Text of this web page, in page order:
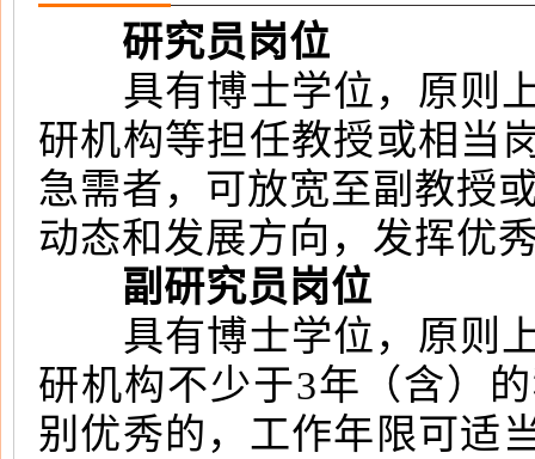
研究员岗位
具有博士学位，原则上
研机构等担任教授或相当
急需者，可放宽至副教授
动态和发展方向，发挥优
副研究员岗位
具有博士学位，原则上
研机构不少于3年（含）
别优秀的，工作年限可适